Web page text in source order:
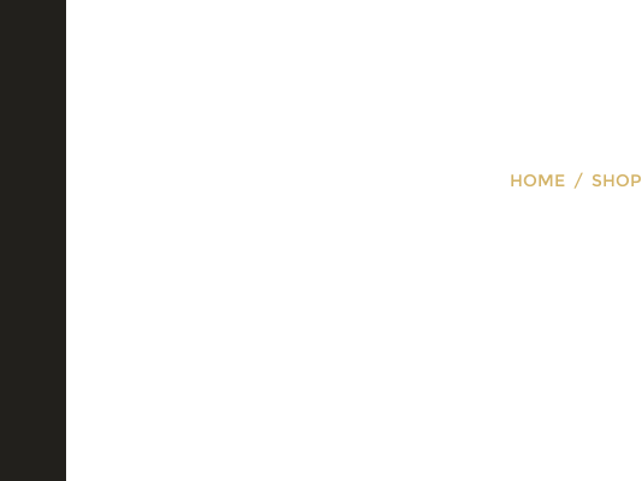
HOME SHOP